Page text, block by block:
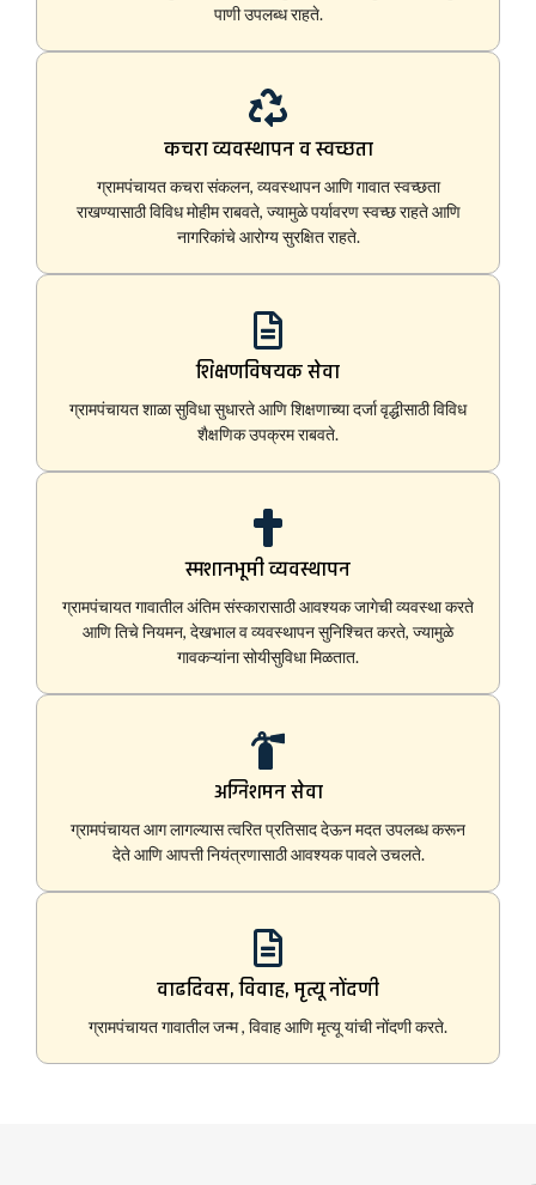
पाणी उपलब्ध राहते.
कचरा व्यवस्थापन व स्वच्छता
ग्रामपंचायत कचरा संकलन, व्यवस्थापन आणि गावात स्वच्छता
राखण्यासाठी विविध मोहीम राबवते, ज्यामुळे पर्यावरण स्वच्छ राहते आणि
नागरिकांचे आरोग्य सुरक्षित राहते.
शिक्षणविषयक सेवा
ग्रामपंचायत शाळा सुविधा सुधारते आणि शिक्षणाच्या दर्जा वृद्धीसाठी विविध
शैक्षणिक उपक्रम राबवते.
स्मशानभूमी व्यवस्थापन
ग्रामपंचायत गावातील अंतिम संस्कारासाठी आवश्यक जागेची व्यवस्था करते
आणि तिचे नियमन, देखभाल व व्यवस्थापन सुनिश्चित करते, ज्यामुळे
गावकऱ्यांना सोयीसुविधा मिळतात.
अग्निशमन सेवा
ग्रामपंचायत आग लागल्यास त्वरित प्रतिसाद देऊन मदत उपलब्ध करून
देते आणि आपत्ती नियंत्रणासाठी आवश्यक पावले उचलते.
वाढदिवस, विवाह, मृत्यू नोंदणी
ग्रामपंचायत गावातील जन्म , विवाह आणि मृत्यू यांची नोंदणी करते.